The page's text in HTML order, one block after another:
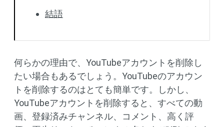
結語
何らかの理由で、YouTubeアカウントを削除し
たい場合もあるでしょう。YouTubeのアカウン
トを削除するのはとても簡単です。しかし、
YouTubeアカウントを削除すると、すべての動
画、登録済みチャンネル、コメント、高く評